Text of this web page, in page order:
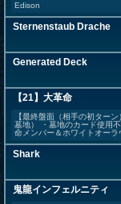
Edison
Sternenstaub Drache
Generated Deck
【21】大革命
【最終盤面（相手の初ター
墓地） ・墓地のカード使用
命メンバー＆ホワイトオー
Shark
鬼龍インフェルニティ